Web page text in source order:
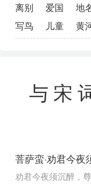
离别
爱国 地
写鸟
儿童 黄
与宋
菩萨蛮·劝君今夜
劝君今夜须沉醉，